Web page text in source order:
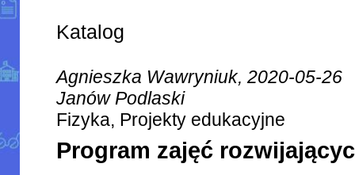
Katalog
Agnieszka Wawryniuk, 2020-05-26
Janów Podlaski
Fizyka, Projekty edukacyjne
Program zajęć